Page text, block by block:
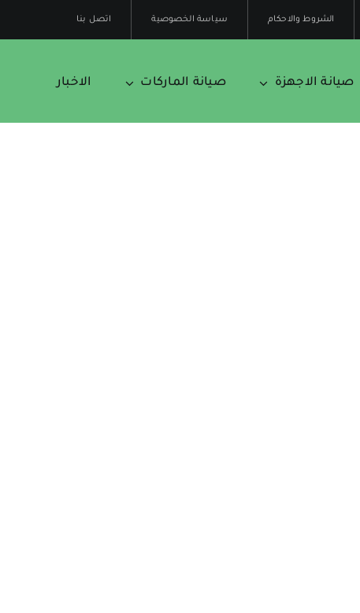
الشروط والاحكام سياسة الخصوصية اتصل بنا
صيانة الاجهزة صيانة الماركات الاخبار